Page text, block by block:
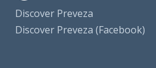
Discover Preveza
Discover Preveza (Facebook)